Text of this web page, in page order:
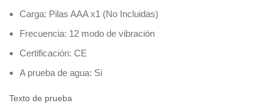
Carga: Pilas AAA x1 (No Incluidas)
Frecuencia: 12 modo de vibración
Certificación: CE
A prueba de agua: Si
Texto de prueba